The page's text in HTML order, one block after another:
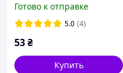
пищеварения 85 г
Готово к отправке
5.0 (4)
53₴
Купить